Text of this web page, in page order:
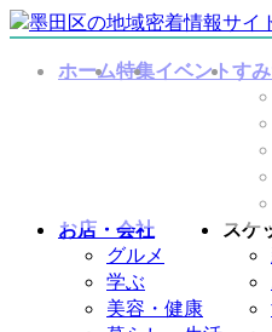
コ
ナ
ホーム特集イベントす
お店・会社
グルメ
学ぶ
美容・健康
スケ